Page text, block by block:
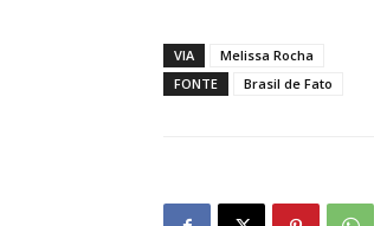
VIA
Melissa Rocha
FONTE
Brasil de Fato